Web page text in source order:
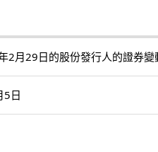
2月29日的股份發行人的證券變
5日